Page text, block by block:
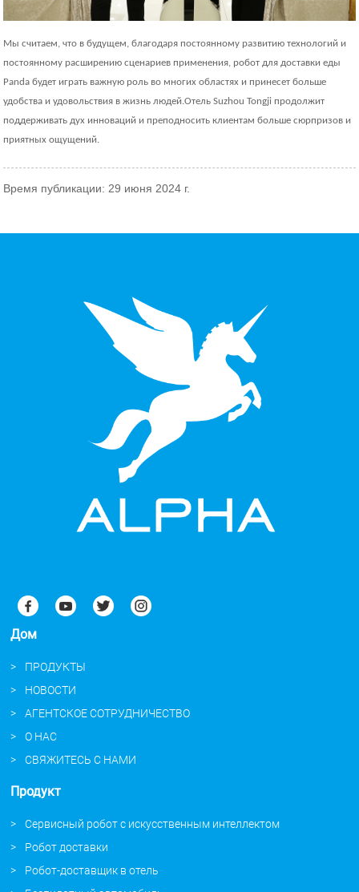
Мы считаем, что в будущем, благодаря постоянному развитию технологий и
постоянному расширению сценариев применения, робот для доставки еды
Panda будет играть важную роль во многих областях и принесет больше
удобства и удовольствия в жизнь людей.Отель Suzhou Tongji продолжит
поддерживать дух инноваций и преподносить клиентам больше сюрпризов и
приятных ощущений.
Время публикации: 29 июня 2024 г.
Дом
ПРОДУКТЫ
НОВОСТИ
АГЕНТСКОЕ СОТРУДНИЧЕСТВО
О НАС
СВЯЖИТЕСЬ С НАМИ
Продукт
Сервисный робот с искусственным интеллектом
Робот доставки
Робот-доставщик в отель